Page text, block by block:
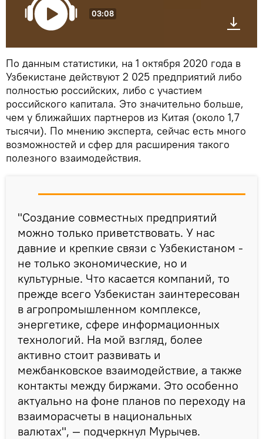
03:08
По данным статистики, на 1 октября 2020 года в
Узбекистане действуют 2 025 предприятий либо
полностью российских, либо с участием
российского капитала. Это значительно больше,
чем у ближайших партнеров из Китая (около 1,7
тысячи). По мнению эксперта, сейчас есть много
возможностей и сфер для расширения такого
полезного взаимодействия.
"Создание совместных предприятий
можно только приветствовать. У нас
давние и крепкие связи с Узбекистаном -
не только экономические, но и
культурные. Что касается компаний, то
прежде всего Узбекистан заинтересован
в агропромышленном комплексе,
энергетике, сфере информационных
технологий. На мой взгляд, более
активно стоит развивать и
межбанковское взаимодействие, а также
контакты между биржами. Это особенно
актуально на фоне планов по переходу на
взаиморасчеты в национальных
валютах", — подчеркнул Мурычев.